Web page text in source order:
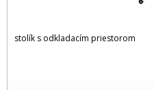
stolík s odkladacím priestorom